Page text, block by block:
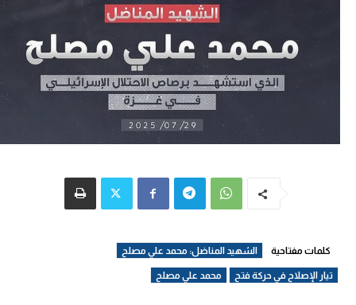
كلمات مفتاحية الشهيد المناضل: محمد علي مصلح
تيار الإصلاح في حركة فتح محمد علي مصلح